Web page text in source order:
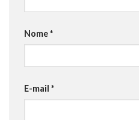
Nome*
E-mail *